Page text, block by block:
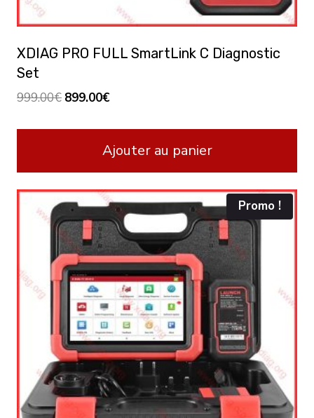
XDIAG PRO FULL SmartLink C Diagnostic
Set
999.00€ Le
999.00€.
899.00€Le
est :
899.00€.
Ajouter au panier
Promo !